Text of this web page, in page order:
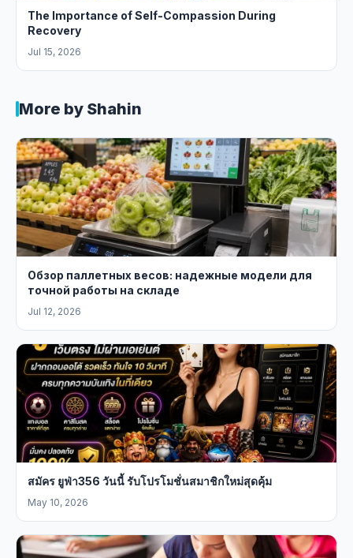
The Importance of Self-Compassion During
Recovery
Jul 15, 2026
More by Shahin
Обзор паллетных весов: надежные модели для
точной работы на складе
Jul 12, 2026
สมัคร ยูฟ่า356 วันนี้ รับโปรโมชั่นสมาชิกใหม่สุดคุ้ม
May 10, 2026